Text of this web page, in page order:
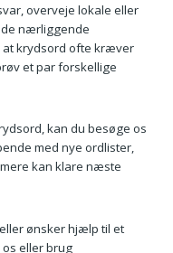
overveje lokale eller
nærliggende
at krydsord ofte kræver
et par forskellige
kan du besøge os
med nye ordlister,
kan klare næste
ønsker hjælp til et
eller brug